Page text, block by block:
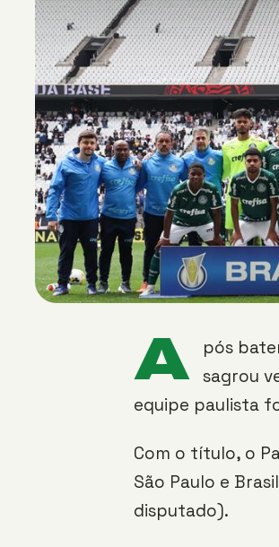
A
pós
sagrou
equipe paulista
Com o título, o
São Paulo e
disputado).